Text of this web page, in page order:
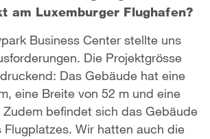
am Luxemburger Flughafen?
Business Center stellte uns
Die Projektgrösse
Das Gebäude hat eine
eine Breite von 52 m und eine
Zudem befindet sich das Gebäude
Flugplatzes. Wir hatten auch die